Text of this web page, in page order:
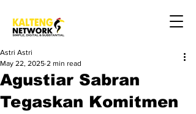
Agustiar Sabran
Tegaskan Komitmen
Astri Astri
May 22, 2025 2 min read